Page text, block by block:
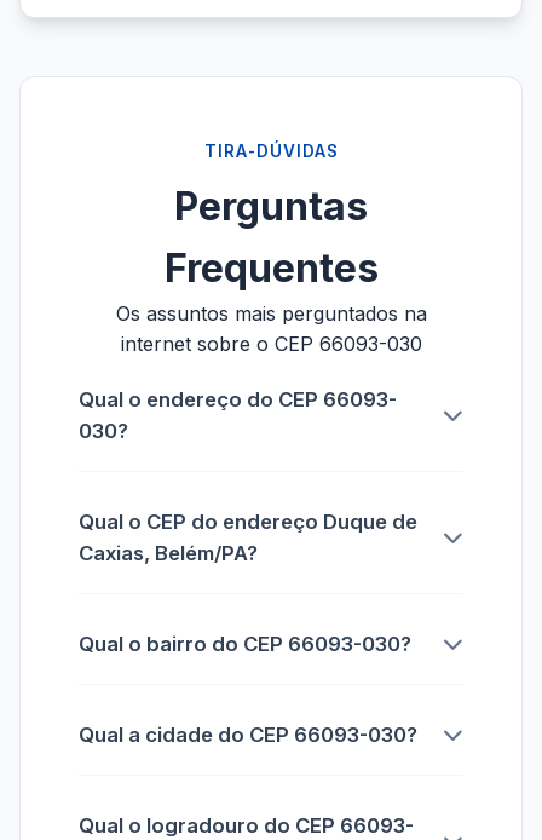
TIRA-DÚVIDAS
Perguntas
Frequentes
Os assuntos mais perguntados na
internet sobre o CEP 66093-030
Qual o endereço do CEP 66093-
030?
Qual o CEP do endereço Duque de
Caxias, Belém/PA?
Qual o bairro do CEP 66093-030?
Qual a cidade do CEP 66093-030?
Qual o logradouro do CEP 66093-